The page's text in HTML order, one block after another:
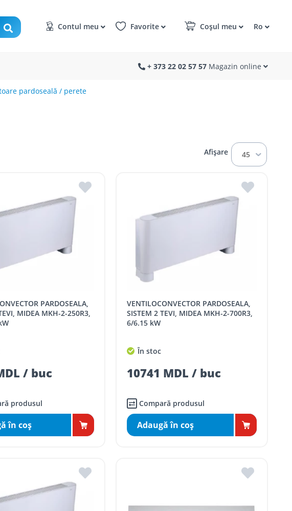
Contul meu Favorite Coșul meu Ro
+ 373 22 02 57 57 Magazin online
pardoseală / perete
Afișare 45
MIDEA MKH-2-250R3,
/ buc
produsul
în coş
VENTILOCONVECTOR PARDOSEALA,
SISTEM 2 TEVI, MIDEA MKH-2-700R3,
6/6.15 kW
În stoc
10741 MDL / buc
Compară produsul
Adaugă în coş